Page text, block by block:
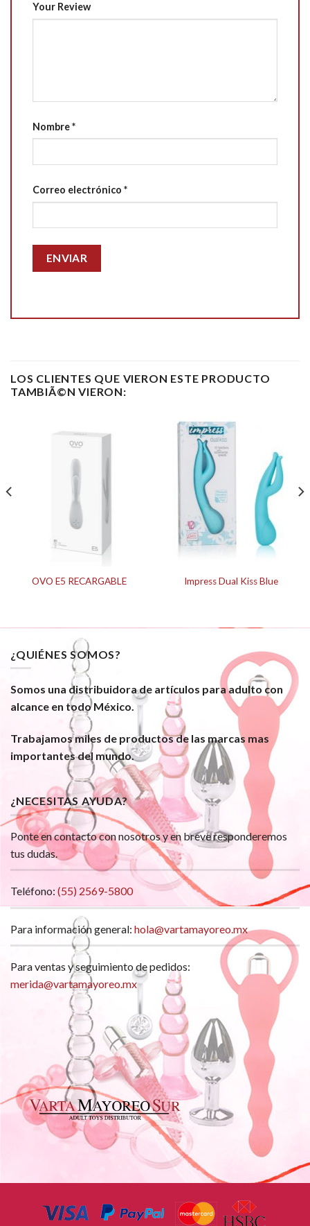
Your Review
Nombre*
Correo electrónico *
LOS CLIENTES QUE VIERON ESTE PRODUCTO
TAMBIÃ©N VIERON:
OVO E5 RECARGABLE Impress Dual Kiss Blue
¿QUIÉNES SOMOS?
Somos una distribuidora de artículos para adulto con
alcance en todo México.
Trabajamos miles de productos de las marcas mas
importantes del mundo.
¿NECESITAS AYUDA?
Ponte en contacto con nosotros y en breve responderemos
tus dudas.
Teléfono: (55) 2569-5800
Para información general: hola@vartamayoreo.mx
Para ventas y seguimiento de pedidos:
merida@vartamayoreo.mx